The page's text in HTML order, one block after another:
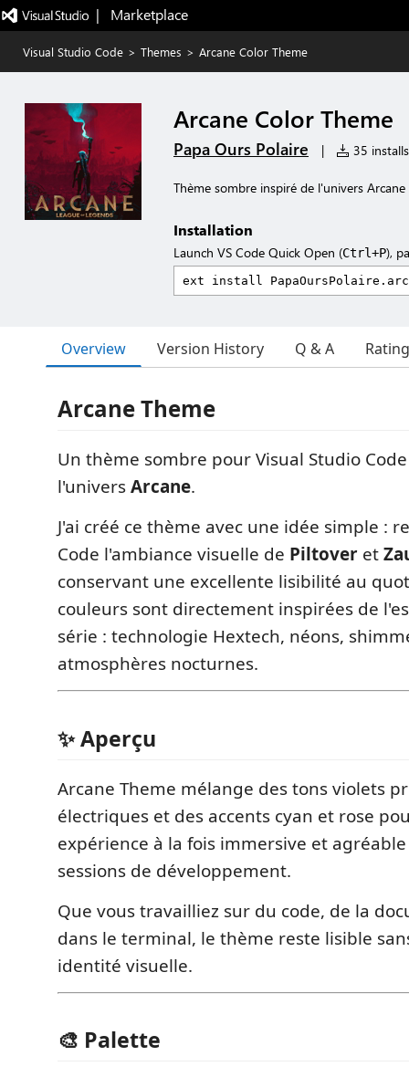
|   Marketplace
Visual Studio Code > Themes > Arcane Color Theme
Arcane Color Theme
Papa Ours Polaire | 35 installs
Thème sombre inspiré de l'univers
Installation
Launch VS Code Quick Open (Ctrl+P),
Overview Version History Q & A
Arcane Theme
Un thème sombre pour Visual Studio
l'universArcane.
J'ai créé ce thème avec une idée simple :
Code l'ambiance visuelle de Piltover et
conservant une excellente lisibilité au
couleurs sont directement inspirées de
série : technologie Hextech, néons,
atmosphères nocturnes.
✨ Aperçu
Arcane Theme mélange des tons violets
électriques et des accents cyan et rose
expérience à la fois immersive et
sessions de développement.
Que vous travailliez sur du code, de la
dans le terminal, le thème reste lisible
identité visuelle.
🎨 Palette